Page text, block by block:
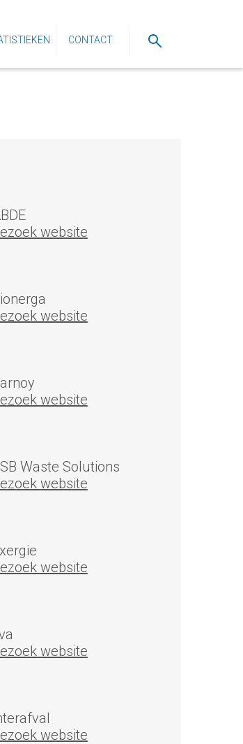
CONTACT
website
website
website
Waste Solutions
website
website
website
website